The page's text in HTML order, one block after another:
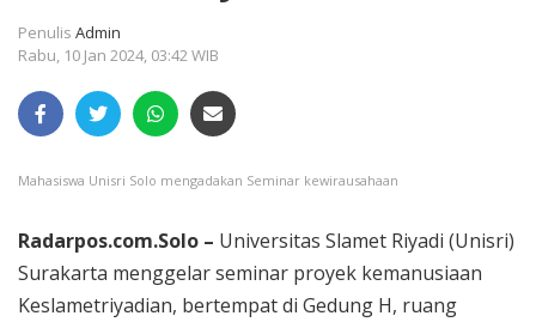
Penulis Admin
Rabu, 10 Jan 2024, 03:42 WIB
Mahasiswa Unisri Solo mengadakan Seminar kewirausahaan
Radarpos.com.Solo – Universitas Slamet Riyadi (Unisri)
Surakarta menggelar seminar proyek kemanusiaan
Keslametriyadian, bertempat di Gedung H, ruang